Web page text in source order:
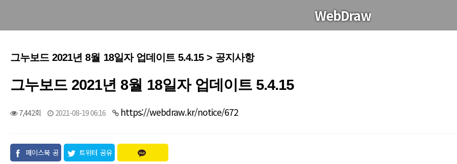
WebDraw
그누보드 2021년 8월 18일자 업데이트 5.4.15 > 공지사항
그누보드 2021년 8월 18일자 업데이트 5.4.15
7,442회 2021-08-19 06:16 https://webdraw.kr/notice/672
페이스북 공
트위터 공유